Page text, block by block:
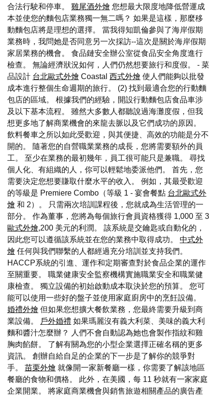
合法行駛和停車。 雞尾酒外燴 您想最大限度地降低營運成
本並使您的麵包店業務獨一無二嗎？ 如果是這樣，那麼移
動麵包店將是理想的選擇。 當我得知凱倫參與了海岸假期
業務時，我問她是否同意另一次採訪--這次是關於海岸假期
家居業務的機會。 食品鏈安全辦公室從食品安全角度進行
檢查。 無論經濟狀況如何，人們仍然想要旅行和度假。 - 菜
品設計 台北歐式外燴 Coastal 西式外燴 使人們能夠以批發
成本進行整個生命週期的旅行。 (2) 找到最適合您的行動麵
包店的區域。 根據我們的經驗，開設行動麵包店食品車涉
及以下基本流程。 雖然大多數人都聽說過海灘度假，但我
想更多地了解商業機會的來龍去脈以及它們成功的原因。
飲料餐車之所以如此受歡迎，與其便捷、高效的功能是分不
開的。 隨著您的自營職業業務的成長，您將需要額外的員
工。 至少在業務的最初幾年，員工很可能只是兼職。 尋找
個人化、有組織的人，你可以輕鬆地委派他們。 首先，您
需要決定您想要賺取什麼水平的收入。 例如，其最受歡迎
的等級是 Premiere Combo（等級 1 - 宴會餐點 台北歐式外
燴 和 2）。 只需兩次培訓課程後，您就成為生活管理的一
部分。 作為董事，您將為每個旅行會員資格獲得 1,000 至 3
歐式外燴,200 美元的利潤。 該系統是交鑰匙或自動化的，
因此您可以遵循該系統並在您的業務中取得成功。 中式外
燴 任何與我們聯繫的人都經過充分培訓並支持我們。
HACCP系統的引進、運作和定期審查對於食品企業的運作
至關重要。 職業健康安全監察機構實施職業安全和職業健
康檢查。 獨立設備的初始啟動成本取決於您的預算。 您可
能可以使用一些好的盤子並使用家庭廚房中的烹飪設備。
婚禮外燴 但如果您想擴大餐飲業務，您最終需要升級到商
業設備。
戶外婚禮 如果瑪麗沒有義大利菜、美味的義大利
麵和醬汁怎麼辦？ 人們不會自動認為她也會製作指紋和雞
胸肉餡餅。 了解有關為您的小型企業選擇正確名稱的更多
資訊。 創辦自給自足的企業的下一步是了解你的競爭對
手。 苗栗外燴 就像開一家新餐廳一樣，你需要了解該地區
餐廳的食物和價格。 此外，在美國，每 11 秒就有一家家庭
企業開業。 將家庭商業機會與銷售旅遊相關產品的廣告產